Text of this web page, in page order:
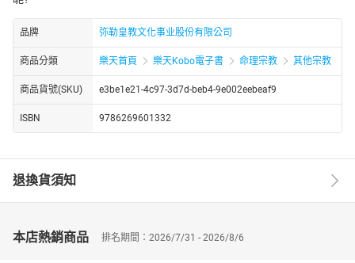
品牌 弥勒皇教文化事业股份有限公司
商品分類 樂天首頁 樂天Kobo電子書 命理宗教 其他宗教
商品貨號(SKU) e3be1e21-4c97-3d7d-beb4-9e002eebeaf9
ISBN 9786269601332
退換貨須知
本店熱銷商品 排名期間：2026/7/31 - 2026/8/6